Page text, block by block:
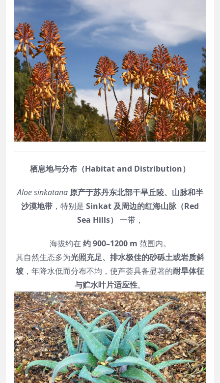
栖息地与分布（Habitat and Distribution）
Aloe sinkatana 原产于苏丹东北部干旱丘陵、山脉和半
沙漠地带 ，特别是 Sinkat 及周边的红海山脉（Red
Sea Hills） 一带，
海拔约在约 900–1200 m 范围内。
其自然生态多为光照充足、排水极佳的砂砾土或岩质斜
坡 ，年降水低而分布不均，使芦荟具备显著的耐旱体征
与贮水叶片适应性。